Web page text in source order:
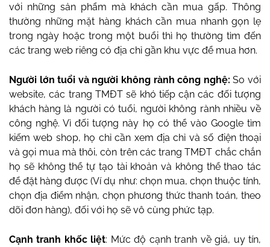
với những sản phẩm mà khách cần mua gấp. Thông
thường những mặt hàng khách cần mua nhanh gọn lẹ
trong ngày hoặc trong một buổi thì họ thường tìm đến
các trang web riêng có địa chỉ gần khu vực để mua hơn.
Người lớn tuổi và người không rành công nghệ: So với
website, các trang TMĐT sẽ khó tiếp cận các đối tượng
khách hàng là người có tuổi, người không rành nhiều về
công nghệ. Vì đối tượng này họ có thể vào Google tìm
kiếm web shop, họ chỉ cần xem địa chỉ và số điện thoại
và gọi mua mà thôi, còn trên các trang TMĐT chắc chắn
họ sẽ không thể tự tạo tài khoản và không thể thao tác
để đặt hàng được (Ví dụ như: chọn mua, chọn thuộc tính,
chọn địa điểm nhận, chọn phương thức thanh toán, theo
dõi đơn hàng), đối với họ sẽ vô cùng phức tạp.
Cạnh tranh khốc liệt: Mức độ cạnh tranh về giá, uy tín,